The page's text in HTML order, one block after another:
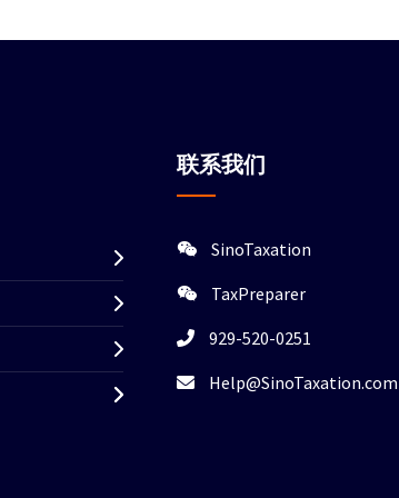
联系我们
SinoTaxation
TaxPreparer
929-520-0251
Help@SinoTaxation.com